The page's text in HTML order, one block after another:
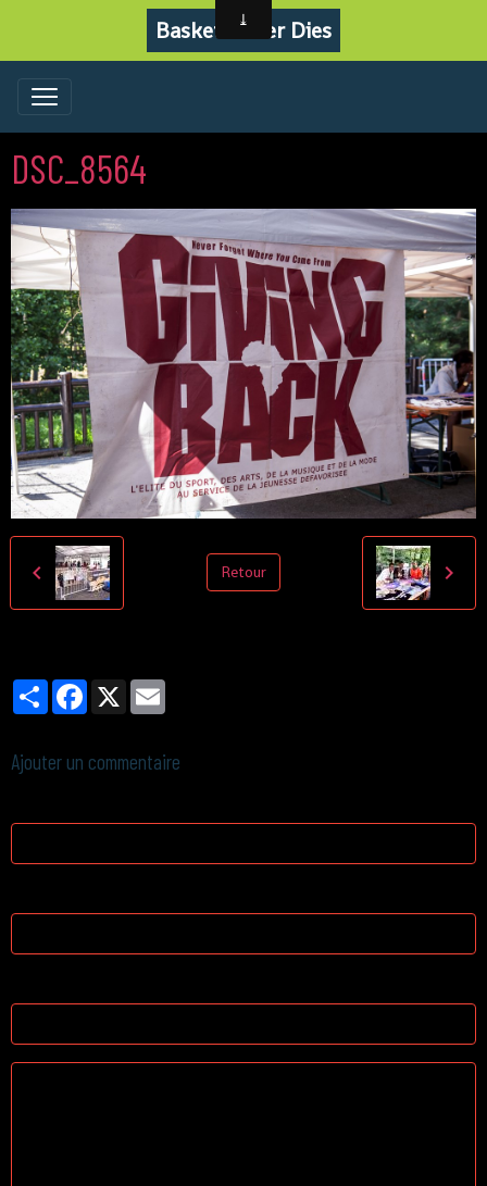
Basket Never Dies
DSC_8564
Retour
PartagerFacebook
X
Ajouter un commentaire